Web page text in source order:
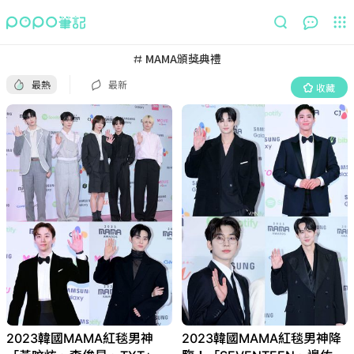
MAMA頒獎典禮
最熱 最新 收藏
最新 收藏
2023韓國MAMA紅毯男神
2023韓國MAMA紅毯男神降